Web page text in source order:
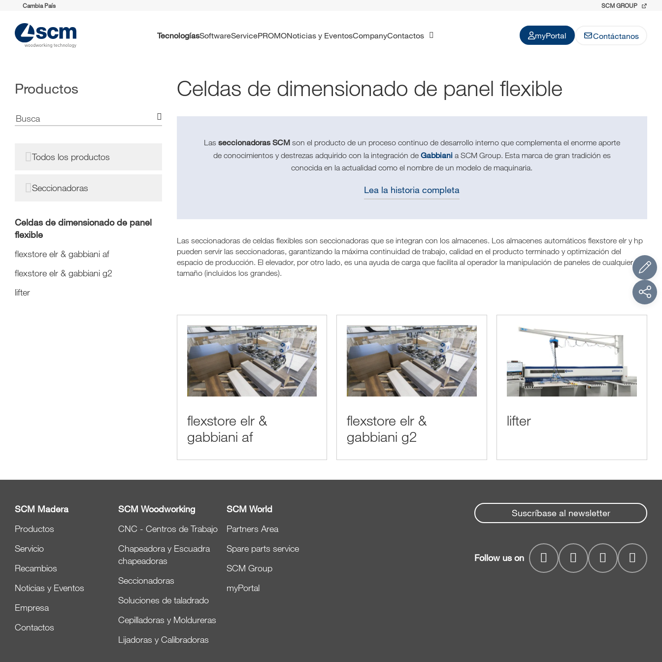
Cambia País SCM GROUP
Tecnologías Software Service PROMO Noticias y Eventos Company Contactos myPortal Contáctanos
Productos
Todos los productos
Seccionadoras
Celdas de dimensionado de panel
flexible
flexstore elr & gabbiani af
flexstore elr & gabbiani g2
lifter
Celdas de dimensionado de panel flexible
Las seccionadoras SCM son el producto de un proceso continuo de desarrollo interno que complementa el enorme aporte
de conocimientos y destrezas adquirido con la integración de Gabbiania SCM Group. Esta marca de gran tradición es
conocida en la actualidad como el nombre de un modelo de maquinaria.
Lea la historia completa
Las seccionadoras de celdas flexibles son seccionadoras que se integran con los almacenes. Los almacenes automáticos flexstore elr y hp
pueden servir las seccionadoras, garantizando la máxima continuidad de trabajo, calidad en el producto terminado y optimización del
espacio de producción. El elevador, por otro lado, es una ayuda de carga que facilita al operador la manipulación de paneles de cualquier
tamaño (incluidos los grandes).
flexstore elr &
gabbiani af
flexstore elr &
gabbiani g2
lifter
SCM Madera
Productos
Servicio
Recambios
Noticias y Eventos
Empresa
Contactos
SCM Woodworking
CNC - Centros de Trabajo
Chapeadora y Escuadra
chapeadoras
Seccionadoras
Soluciones de taladrado
Cepilladoras y Moldureras
Lijadoras y Calibradoras
SCM World
Partners Area
Spare parts service
SCM Group
myPortal
Suscríbase al newsletter
Follow us on